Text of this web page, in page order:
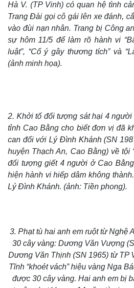
Hà V. (TP Vinh) có quan hệ tình
Trang Đài gọi cô gái lên xe đánh,
vào đùi nạn nhân. Trang bị Công
sự hôm 11/5 để làm rõ hành vi
luật”, “Cố ý gây thương tích” và
(ảnh minh họa).
2. Khởi tố đối tượng sát hại 4
tỉnh Cao Bằng cho biết đơn vị đã
can đối vớiLý Đình Khánh(SN
huyện Thạch An, Cao Bằng) về tội
đối tượng giết 4 người ở Cao Bằng
hiện hành vi hiếp dâm không
Lý Đình Khánh. (ảnh: Tiền phong).
3. Phạt tù hai anh em ruột từ Nghệ
30 cây vàng: Dương Văn Vượng
Dương Văn Thịnh (SN 1965) từ TP
Tĩnh “khoét vách” hiệu vàng Nga
được 30 cây vàng. Hai anh em bị